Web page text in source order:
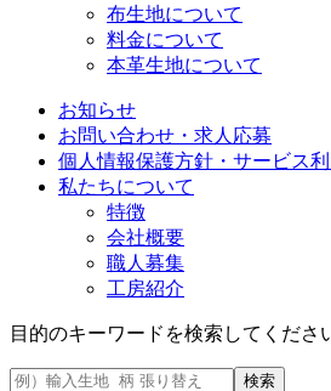
布生地について
料金について
本革生地について
お知らせ
お問い合わせ・求人応募
個人情報保護方針・サービス
私たちについて
特徴
会社概要
職人募集
工房紹介
目的のキーワードを検索してくださ
検索